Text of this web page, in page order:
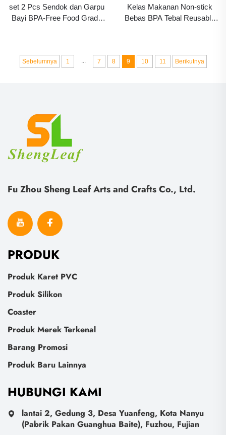
set 2 Pcs Sendok dan Garpu
Bayi BPA-Free Food Grade
Kelas Makanan Non-stick
Bebas BPA Tebal Reusable
Silikon Liner
Sebelumnya 1 ... 7 8 9 10 11 Berikutnya
Fu Zhou Sheng Leaf Arts and Crafts Co., Ltd.
PRODUK
Produk Karet PVC
Produk Silikon
Coaster
Produk Merek Terkenal
Barang Promosi
Produk Baru Lainnya
HUBUNGI KAMI
lantai 2, Gedung 3, Desa Yuanfeng, Kota Nanyu
(Pabrik Pakan Guanghua Baite), Fuzhou, Fujian